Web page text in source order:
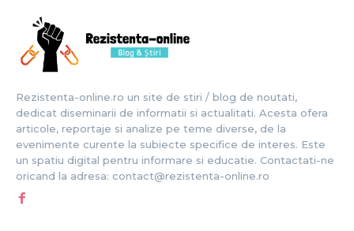
Rezistenta-online.ro un site de stiri / blog de noutati,
dedicat diseminarii de informatii si actualitati. Acesta ofera
articole, reportaje si analize pe teme diverse, de la
evenimente curente la subiecte specifice de interes. Este
un spatiu digital pentru informare si educatie. Contactati-ne
oricand la adresa: contact@rezistenta-online.ro